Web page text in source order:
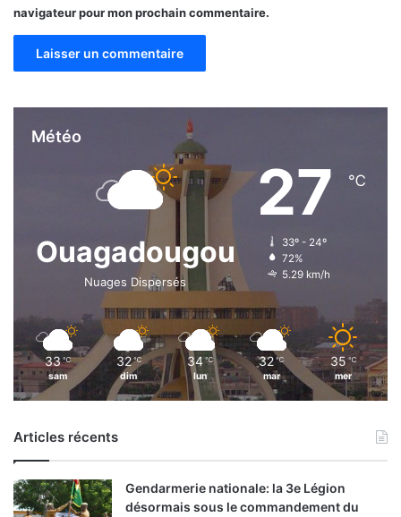
navigateur pour mon prochain commentaire.
Météo
Ouagadougou
Nuages Dispersés
27 ℃
33º - 24º
72%
5.29 km/h
33 ℃
sam
32 ℃
dim
34 ℃
lun
32 ℃
mar
35 ℃
mer
Articles récents
Gendarmerie nationale: la 3e Légion
désormais sous le commandement du